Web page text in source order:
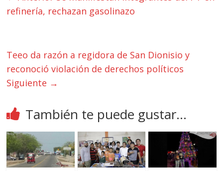
refinería, rechazan gasolinazo
Teeo da razón a regidora de San Dionisio y
reconoció violación de derechos políticos
Siguiente →
También te puede gustar...